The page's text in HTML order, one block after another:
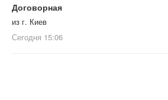
Договорная
из г. Киев
Сегодня 15:06